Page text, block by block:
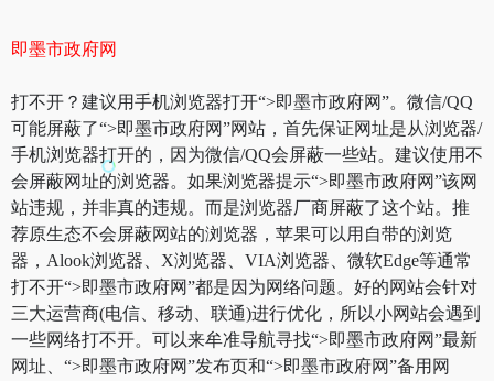
即墨市政府网
打不开？建议用手机浏览器打开“>即墨市政府网”。微信/QQ
可能屏蔽了“>即墨市政府网”网站，首先保证网址是从浏览器/
手机浏览器打开的，因为微信/QQ会屏蔽一些站。建议使用不
会屏蔽网址的浏览器。如果浏览器提示“>即墨市政府网”该网
站违规，并非真的违规。而是浏览器厂商屏蔽了这个站。推
荐原生态不会屏蔽网站的浏览器，苹果可以用自带的浏览
器，Alook浏览器、X浏览器、VIA浏览器、微软Edge等通常
打不开“>即墨市政府网”都是因为网络问题。好的网站会针对
三大运营商(电信、移动、联通)进行优化，所以小网站会遇到
一些网络打不开。可以来牟准导航寻找“>即墨市政府网”最新
网址、“>即墨市政府网”发布页和“>即墨市政府网”备用网